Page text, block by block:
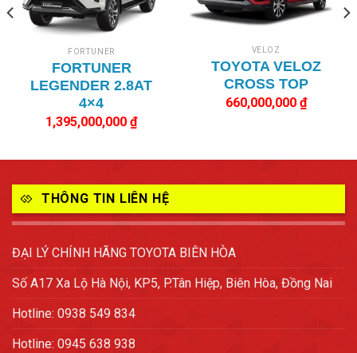
FORTUNER
FORTUNER
LEGENDER 2.8AT
4×4
1,395,000,000 ₫
VELOZ
TOYOTA VELOZ
CROSS TOP
660,000,000 ₫
THÔNG TIN LIÊN HỆ
ĐẠI LÝ CHÍNH HÃNG TOYOTA BIÊN HÒA
Số A17 Xa Lộ Hà Nội, KP5, P.Tân Hiệp, Biên Hòa, Đồng Nai
Hotline: 0938 549 834
Hotline: 0945 638 938